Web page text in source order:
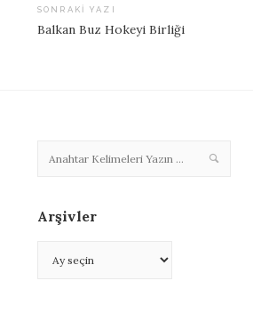
dolaşımı
SONRAKI YAZI
Balkan Buz Hokeyi Birliği
Arşivler